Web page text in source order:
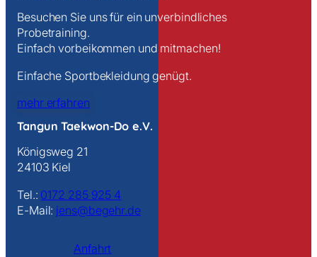
Besuchen Sie uns für ein unverbindliches
Probetraining.
Einfach vorbeikommen und mitmachen!
Einfache Sportbekleidung genügt.
mehr erfahren
Tangun Taekwon-Do e.V.
Königsweg 21
24103 Kiel
Tel.: 0172 285 925 4
E-Mail: jens@begehr.de
Anfahrt